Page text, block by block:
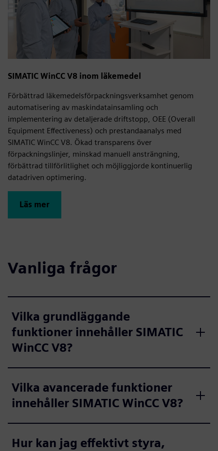
SIMATIC WinCC V8 inom läkemedel
Förbättrad läkemedelsförpackningsverksamhet genom
automatisering av maskindatainsamling och
implementering av detaljerade driftstopp, OEE (Overall
Equipment Effectiveness) och prestandaanalys med
SIMATIC WinCC V8. Ökad transparens över
förpackningslinjer, minskad manuell ansträngning,
förbättrad tillförlitlighet och möjliggjorde kontinuerlig
datadriven optimering.
Läs mer
Vanliga frågor
Vilka grundläggande
funktioner innehåller SIMATIC
WinCC V8?
Vilka avancerade funktioner
innehåller SIMATIC WinCC V8?
Hur kan jag effektivt styra,